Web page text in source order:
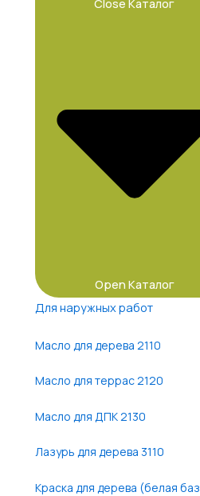
Close Каталог
Open Каталог
Для наружных работ
Масло для дерева 2110
Масло для террас 2120
Масло для ДПК 2130
Лазурь для дерева 3110
Краска для дерева (белая